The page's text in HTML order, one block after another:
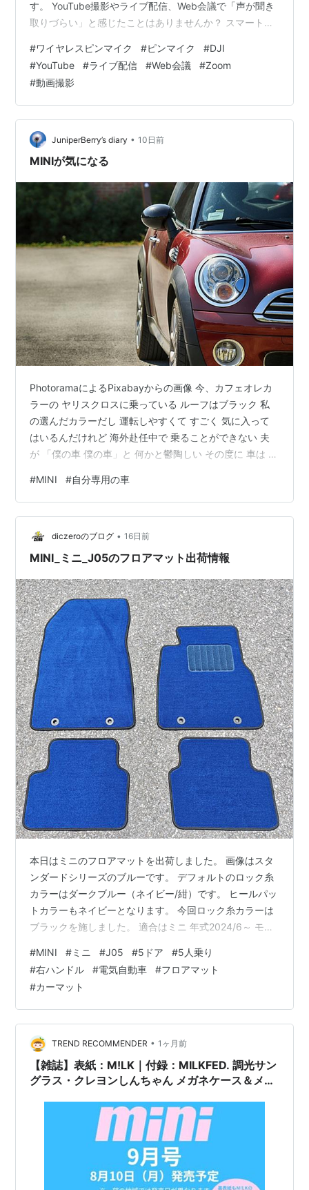
す。 YouTube撮影やライブ配信、Web会議で「声が聞き
取りづらい」と感じたことはありませんか？ スマートフ
雑音を拾いやすく、音質も十分とは言えません。 そんな
ときに活躍するのがワイヤレスピンマイクです。服に装
着するだけでクリアな音声を録音でき、動画制作やオン
ライン会議のクオリティを大きく向上させてくれます。
私自身もYouTube動画やライブ配信を行っていますが、
…
#ワイヤレスピンマイク #ピンマイク #DJI
#YouTube #ライブ配信 #Web会議 #Zoom
#動画撮影
JuniperBerry’s diary • 10日前
MINIが気になる
PhotoramaによるPixabayからの画像 今、カフェオレカ
ラーの ヤリスクロスに乗っている ルーフはブラック 私
の選んだカラーだし 運転しやすくて すごく 気に入って
はいるんだけれど 海外赴任中で 乗ることができない 夫
が 「僕の車 僕の車」と 何かと鬱陶しい その度に 車は 夫
けど そっか 自分だけの車 いいかもね と 思い始めた 可愛
くって かっこいい車がいいな と 目に留まったのが MINI
これ、かわいいっ だけど 値段を見て 天井を見つめてし
まった 八ヶ岳だと 四駆がmustだし まあ多分いろいろつ
けて うむ やっぱり 天…
#MINI #自分専用の車
diczeroのブログ • 16日前
MINI_ミニ_J05のフロアマット出荷情報
本日はミニのフロアマットを出荷しました。 画像はスタ
ンダードシリーズのブルーです。 デフォルトのロック糸
カラーはダークブルー（ネイビー/紺）です。 ヒールパッ
トカラーもネイビーとなります。 今回ロック糸カラーは
ブラックを施しました。 適合はミニ 年式2024/6～ モデ
ード共通1型です。 ズレ止めは純正フック対応のハメ込み
タイプのストッパーホールが装着されます。 モデルコー
ドJ05は5ドア・5人乗りの電気自動車です。 モデルコー
ドJ01の3ドア・4人乗りの電気自動車とマットの形状は
異なります。 また同年代のガソリン車 F65やF66 …
#MINI #ミニ #J05 #5ドア #5人乗り
#右ハンドル #電気自動車 #フロアマット
#カーマット
TREND RECOMMENDER • 1ヶ月前
【雑誌】表紙：M!LK｜付録：MILKFED. 調光サン
グラス・クレヨンしんちゃん メガネケース＆メガ